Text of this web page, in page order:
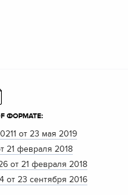
ФОРМАТЕ:
от 23 мая 2019
21 февраля 2018
от 21 февраля 2018
от 23 сентября 2016